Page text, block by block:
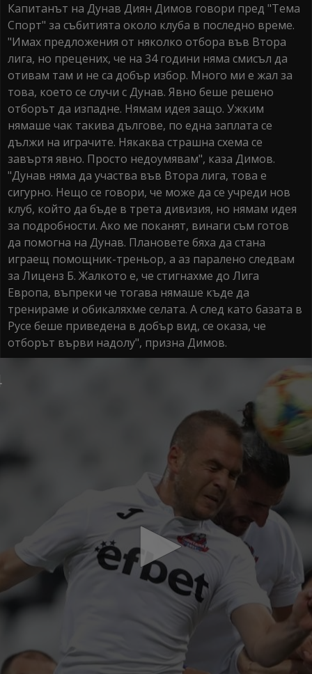
Капитанът на Дунав Диян Димов говори пред "Тема
Спорт" за събитията около клуба в последно време.
"Имах предложения от няколко отбора във Втора
лига, но прецених, че на 34 години няма смисъл да
отивам там и не са добър избор. Много ми е жал за
това, което се случи с Дунав. Явно беше решено
отборът да изпадне. Нямам идея защо. Ужким
нямаше чак такива дългове, по една заплата се
дължи на играчите. Някаква страшна схема се
завъртя явно. Просто недоумявам", каза Димов.
"Дунав няма да участва във Втора лига, това е
сигурно. Нещо се говори, че може да се учреди нов
клуб, който да бъде в трета дивизия, но нямам идея
за подробности. Ако ме поканят, винаги съм готов
да помогна на Дунав. Плановете бяха да стана
играещ помощник-треньор, а аз паралено следвам
за Лиценз Б. Жалкото е, че стигнахме до Лига
Европа, въпреки че тогава нямаше къде да
тренираме и обикаляхме селата. А след като базата в
Русе беше приведена в добър вид, се оказа, че
отборът върви надолу", призна Димов.